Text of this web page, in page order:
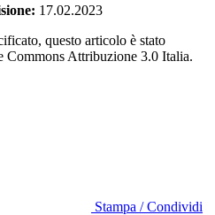
17.02.2023
questo articolo è stato
Commons Attribuzione 3.0 Italia.
Stampa / Condividi